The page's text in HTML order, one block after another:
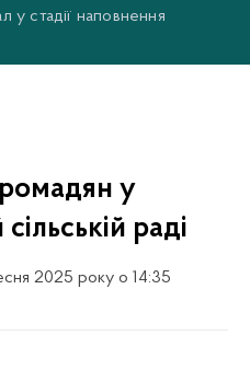
у стадії наповнення
у
раді
2025 року о 14:35